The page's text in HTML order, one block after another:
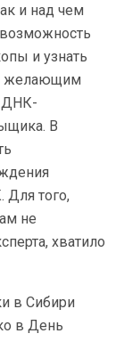
и над чем
и узнать
желающим
В
Для того,
не
хватило
в Сибири
в День